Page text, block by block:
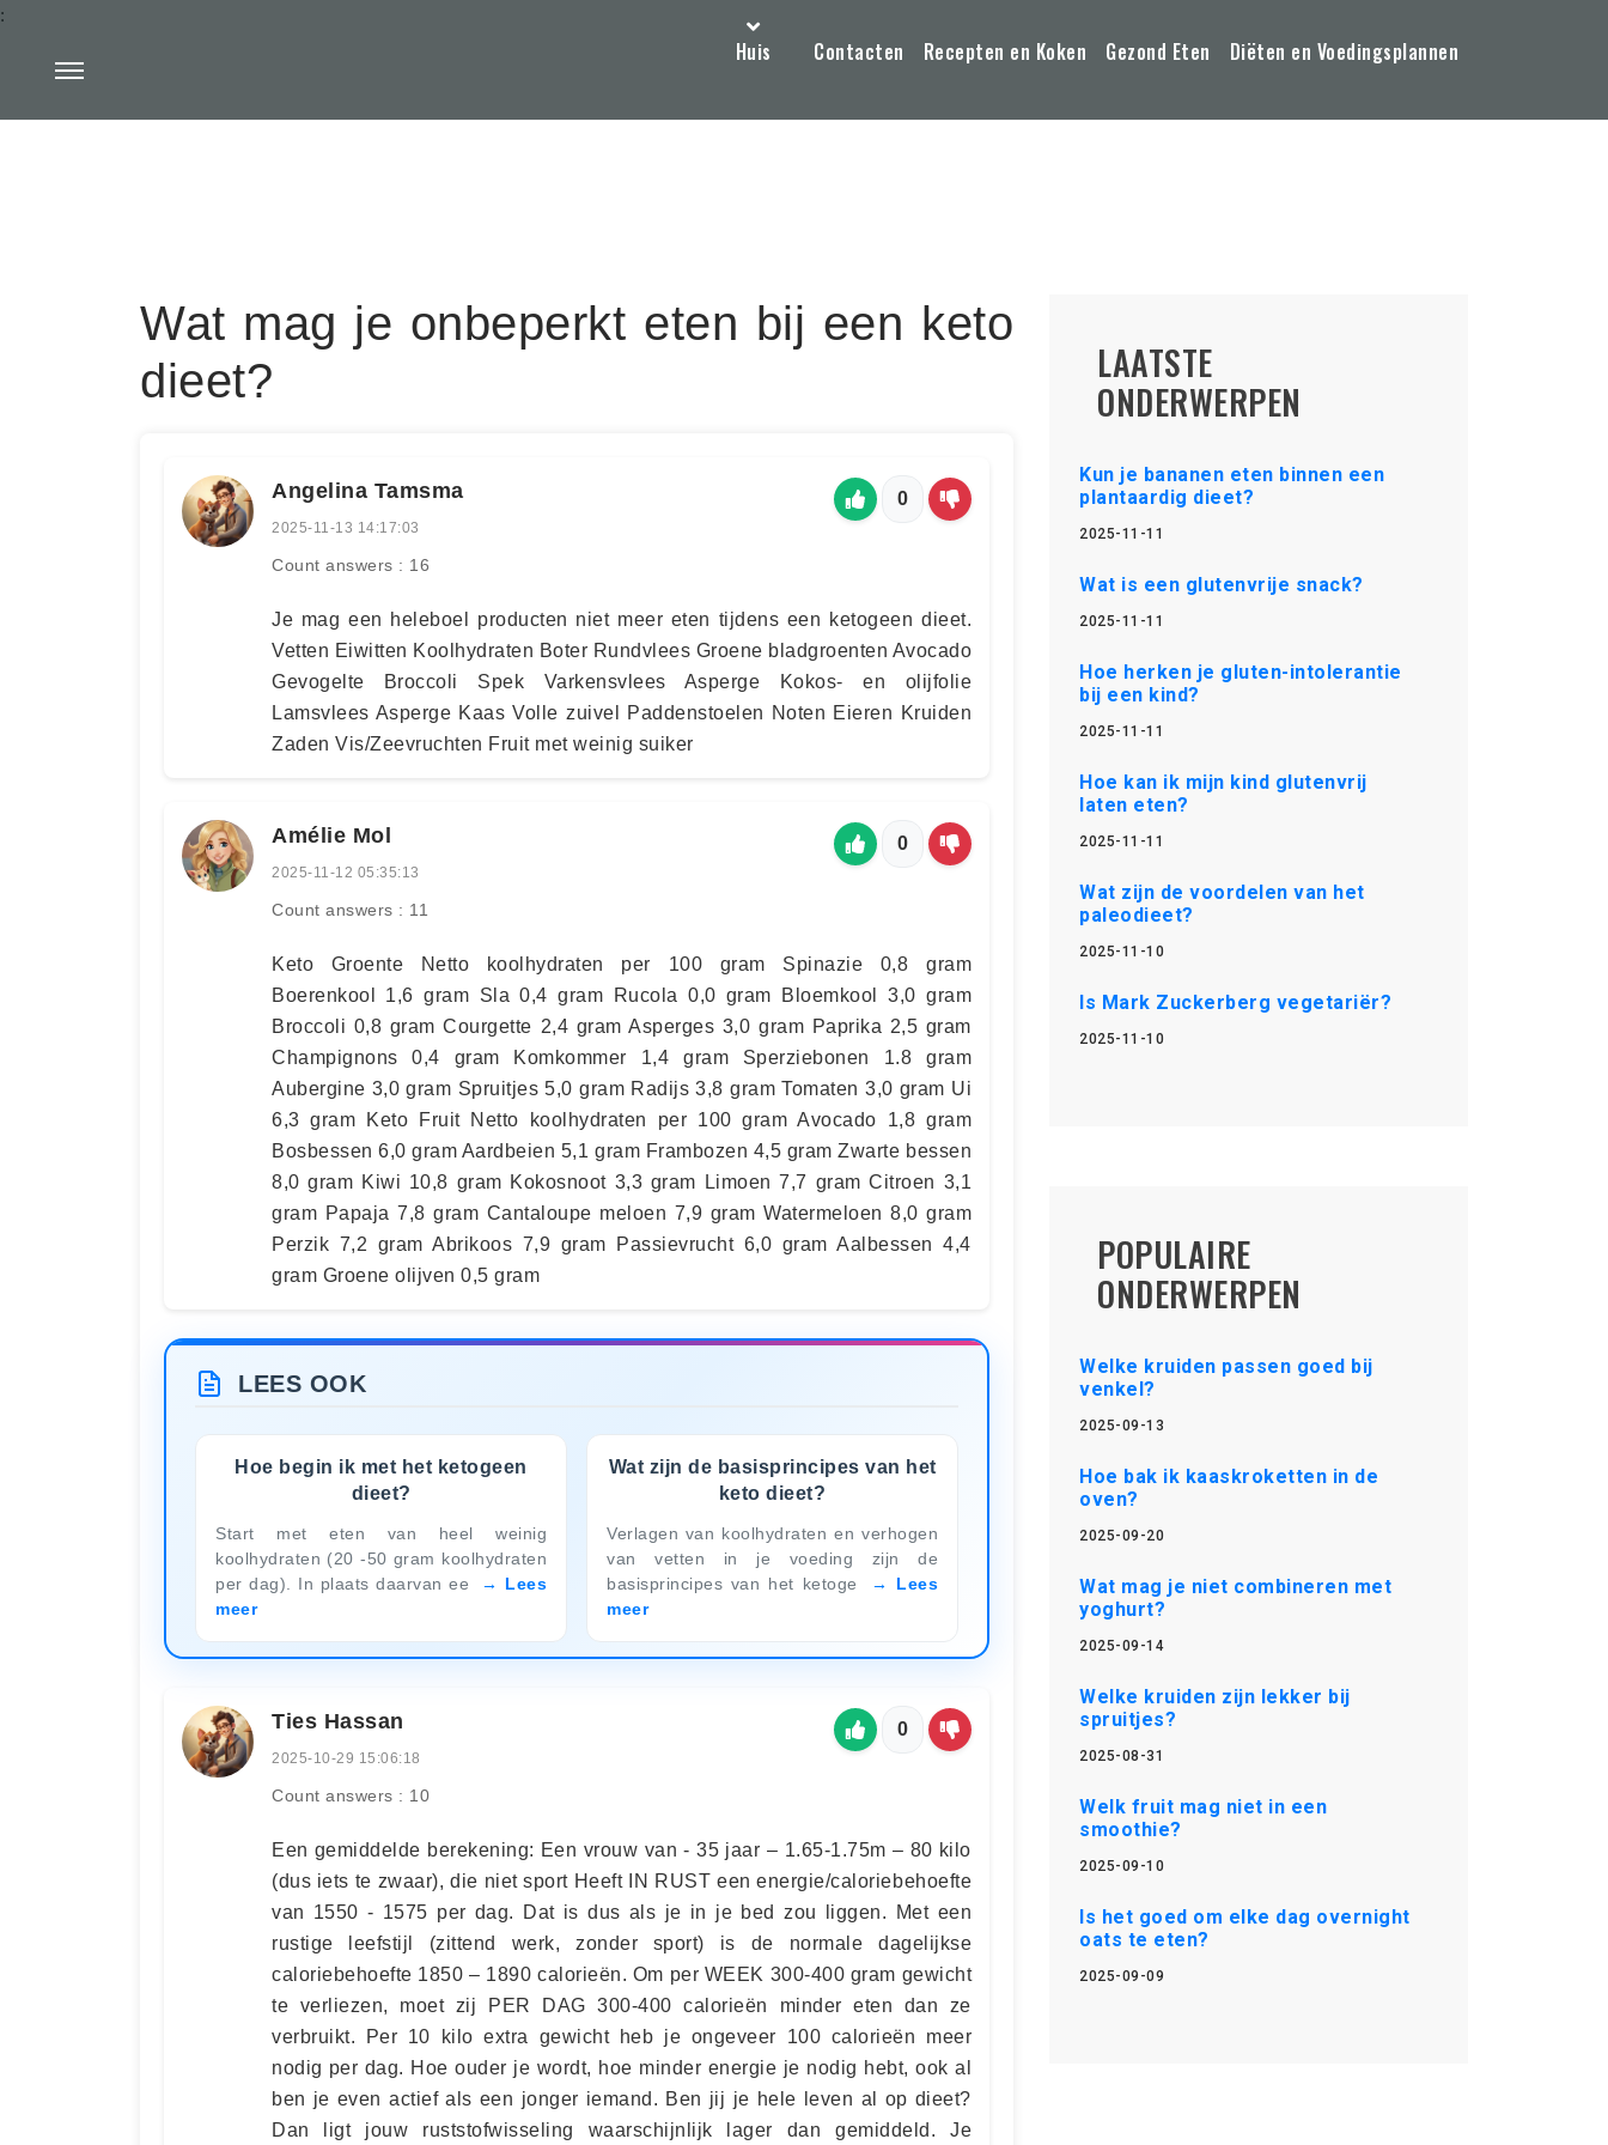
Huis Contacten Recepten en Koken Gezond Eten Diëten en Voedingsplannen
:
Wat mag je onbeperkt eten bij een keto
dieet?
Angelina Tamsma
2025-11-13 14:17:03
Count answers : 16
0
Je mag een heleboel producten niet meer eten tijdens een ketogeen dieet.
Vetten Eiwitten Koolhydraten Boter Rundvlees Groene bladgroenten Avocado
Gevogelte Broccoli Spek Varkensvlees Asperge Kokos- en olijfolie
Lamsvlees Asperge Kaas Volle zuivel Paddenstoelen Noten Eieren Kruiden
Zaden Vis/Zeevruchten Fruit met weinig suiker
Amélie Mol
2025-11-12 05:35:13
Count answers : 11
0
Keto Groente Netto koolhydraten per 100 gram Spinazie 0,8 gram
Boerenkool 1,6 gram Sla 0,4 gram Rucola 0,0 gram Bloemkool 3,0 gram
Broccoli 0,8 gram Courgette 2,4 gram Asperges 3,0 gram Paprika 2,5 gram
Champignons 0,4 gram Komkommer 1,4 gram Sperziebonen 1.8 gram
Aubergine 3,0 gram Spruitjes 5,0 gram Radijs 3,8 gram Tomaten 3,0 gram Ui
6,3 gram Keto Fruit Netto koolhydraten per 100 gram Avocado 1,8 gram
Bosbessen 6,0 gram Aardbeien 5,1 gram Frambozen 4,5 gram Zwarte bessen
8,0 gram Kiwi 10,8 gram Kokosnoot 3,3 gram Limoen 7,7 gram Citroen 3,1
gram Papaja 7,8 gram Cantaloupe meloen 7,9 gram Watermeloen 8,0 gram
Perzik 7,2 gram Abrikoos 7,9 gram Passievrucht 6,0 gram Aalbessen 4,4
gram Groene olijven 0,5 gram
LEES OOK
Hoe begin ik met het ketogeen
dieet?
Start met eten van heel weinig
koolhydraten (20 -50 gram koolhydraten
per dag). In plaats daarvan ee
Lees
meer
Wat zijn de basisprincipes van het
keto dieet?
Verlagen van koolhydraten en verhogen
van vetten in je voeding zijn de
basisprincipes van het ketoge
Lees
meer
Ties Hassan
2025-10-29 15:06:18
Count answers : 10
0
Een gemiddelde berekening: Een vrouw van - 35 jaar – 1.65-1.75m – 80 kilo
(dus iets te zwaar), die niet sport Heeft IN RUST een energie/caloriebehoefte
van 1550 - 1575 per dag. Dat is dus als je in je bed zou liggen. Met een
rustige leefstijl (zittend werk, zonder sport) is de normale dagelijkse
caloriebehoefte 1850 – 1890 calorieën. Om per WEEK 300-400 gram gewicht
te verliezen, moet zij PER DAG 300-400 calorieën minder eten dan ze
verbruikt. Per 10 kilo extra gewicht heb je ongeveer 100 calorieën meer
nodig per dag. Hoe ouder je wordt, hoe minder energie je nodig hebt, ook al
ben je even actief als een jonger iemand. Ben jij je hele leven al op dieet?
Dan ligt jouw ruststofwisseling waarschijnlijk lager dan gemiddeld. Je
LAATSTE
ONDERWERPEN
Kun je bananen eten binnen een
plantaardig dieet?
2025-11-11
Wat is een glutenvrije snack?
2025-11-11
Hoe herken je gluten-intolerantie
bij een kind?
2025-11-11
Hoe kan ik mijn kind glutenvrij
laten eten?
2025-11-11
Wat zijn de voordelen van het
paleodieet?
2025-11-10
Is Mark Zuckerberg vegetariër?
2025-11-10
POPULAIRE
ONDERWERPEN
Welke kruiden passen goed bij
venkel?
2025-09-13
Hoe bak ik kaaskroketten in de
oven?
2025-09-20
Wat mag je niet combineren met
yoghurt?
2025-09-14
Welke kruiden zijn lekker bij
spruitjes?
2025-08-31
Welk fruit mag niet in een
smoothie?
2025-09-10
Is het goed om elke dag overnight
oats te eten?
2025-09-09